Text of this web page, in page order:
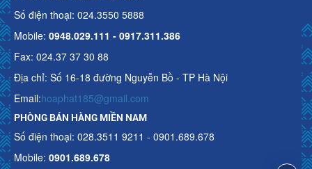
Số điện thoại: 024.3550 5888
Mobile: 0948.029.111 - 0917.311.386
Fax: 024.37 37 30 88
Địa chỉ: Số 16-18 đường Nguyễn Bồ - TP Hà Nội
Email:hoaphat185@gmail.com
PHÒNG BÁN HÀNG MIỀN NAM
Số điện thoại: 028.3511 9211 - 0901.689.678
Mobile: 0901.689.678